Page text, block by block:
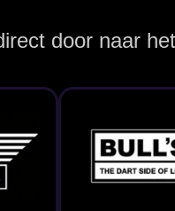
binnen het Winmau